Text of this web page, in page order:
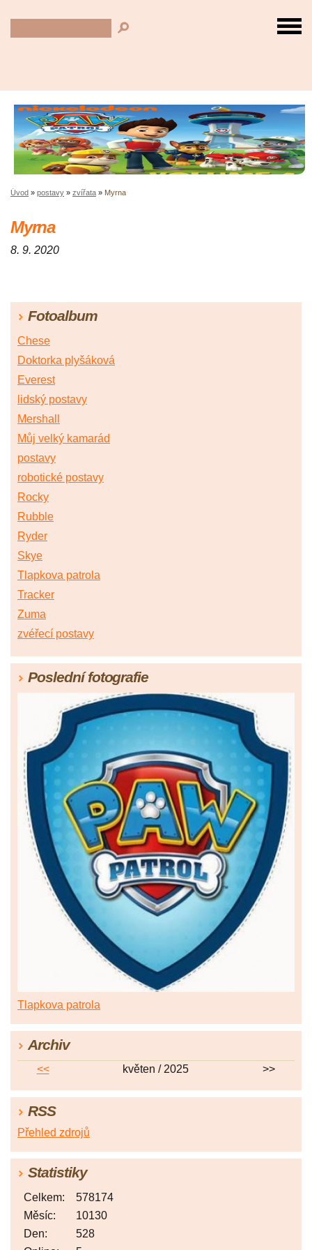
Úvod » postavy » zvířata » Myrna
Myrna
8. 9. 2020
Fotoalbum
Chese
Doktorka plyšáková
Everest
lidský postavy
Mershall
Můj velký kamarád
postavy
robotické postavy
Rocky
Rubble
Ryder
Skye
Tlapkova patrola
Tracker
Zuma
zvéřecí postavy
Poslední fotografie
Tlapkova patrola
Archiv
<< květen / 2025 >>
RSS
Přehled zdrojů
Statistiky
Celkem:
578174
Měsíc:
10130
Den:
528